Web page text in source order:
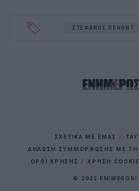
ΣΤΕΦΑΝΟΣ ΠΕΝΗΝΤ.
ΣΧΕΤΙΚΑ ΜΕ ΕΜΑΣ
ΔΗΛΩΣΗ ΣΥΜΜΟΡΦΩΣΗΣ ΜΕ ΤΗ
ΌΡΟΙ ΧΡΗΣΗΣ
ΧΡΗΣΗ
© 2023